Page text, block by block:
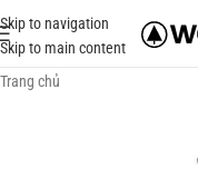
Skip to navigation
Skip to main content
Trang chủ